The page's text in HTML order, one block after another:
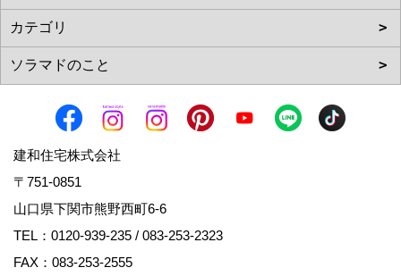
建和住宅株式会社
〒751-0851
山口県下関市熊野西町6-6
TEL： 0120-939-235 / 083-253-2323
FAX：083-253-2555